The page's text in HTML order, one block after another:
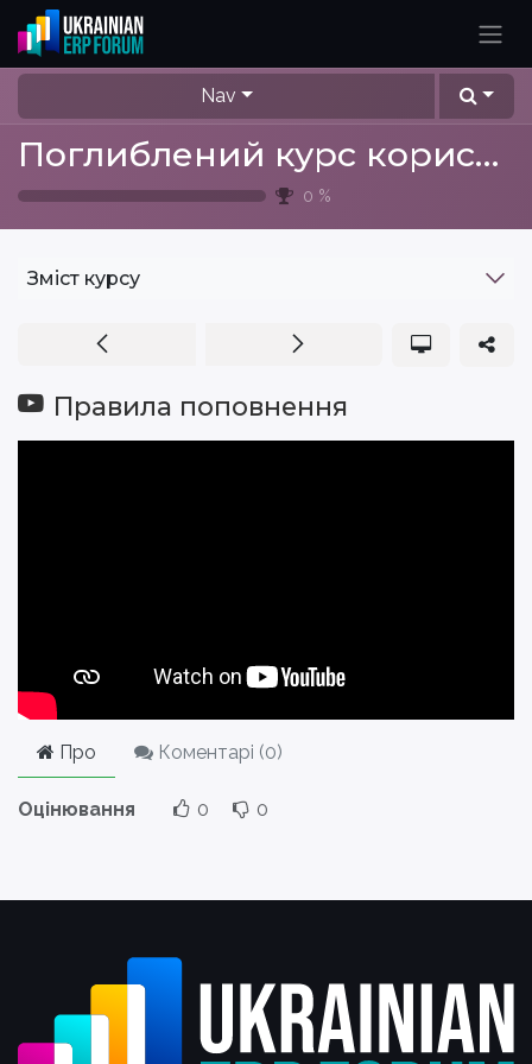
Skip to Content
Nav
Поглиблений курс користувача ERP Odoo
0 %
Зміст курсу
Правила поповнення
Про Коментарі (0)
Оцінювання 0 0